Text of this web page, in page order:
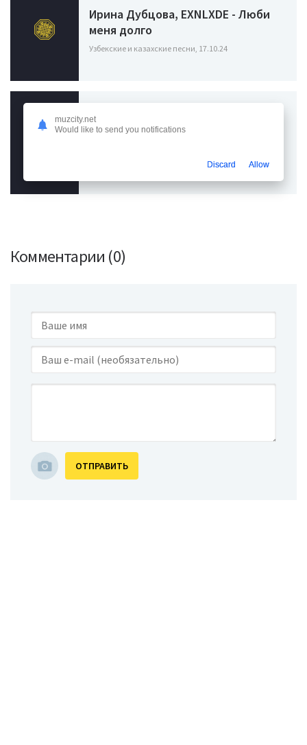
Ирина Дубцова, EXNLXDE - Люби
меня долго
Узбекские и казахские песни, 17.10.24
ROMANOV PRODUCTION - НИЩИЙ
Комментарии (0)
ОТПРАВИТЬ
muzcity.net
Would like to send you notifications
Discard Allow